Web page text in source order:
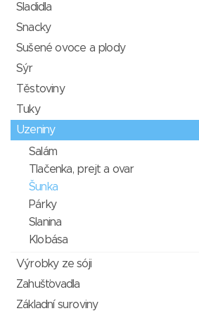
Sladidla
Snacky
Sušené ovoce a plody
Sýr
Těstoviny
Tuky
Uzeniny
Salám
Tlačenka, prejt a ovar
Šunka
Párky
Slanina
Klobása
Výrobky ze sóji
Zahušťovadla
Základní suroviny